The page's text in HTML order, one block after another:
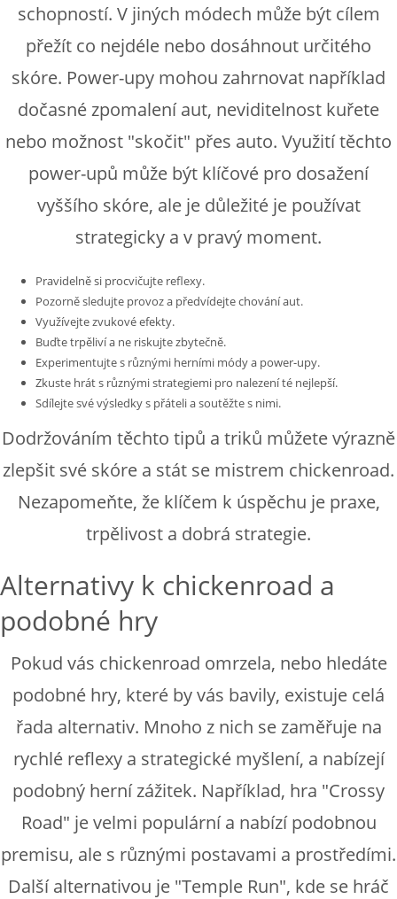
schopností. V jiných módech může být cílem
přežít co nejdéle nebo dosáhnout určitého
skóre. Power-upy mohou zahrnovat například
dočasné zpomalení aut, neviditelnost kuřete
nebo možnost "skočit" přes auto. Využití těchto
power-upů může být klíčové pro dosažení
vyššího skóre, ale je důležité je používat
strategicky a v pravý moment.
Pravidelně si procvičujte reflexy.
Pozorně sledujte provoz a předvídejte chování aut.
Využívejte zvukové efekty.
Buďte trpěliví a ne riskujte zbytečně.
Experimentujte s různými herními módy a power-upy.
Zkuste hrát s různými strategiemi pro nalezení té nejlepší.
Sdílejte své výsledky s přáteli a soutěžte s nimi.
Dodržováním těchto tipů a triků můžete výrazně
zlepšit své skóre a stát se mistrem chickenroad.
Nezapomeňte, že klíčem k úspěchu je praxe,
trpělivost a dobrá strategie.
Alternativy k chickenroad a
podobné hry
Pokud vás chickenroad omrzela, nebo hledáte
podobné hry, které by vás bavily, existuje celá
řada alternativ. Mnoho z nich se zaměřuje na
rychlé reflexy a strategické myšlení, a nabízejí
podobný herní zážitek. Například, hra "Crossy
Road" je velmi populární a nabízí podobnou
premisu, ale s různými postavami a prostředími.
Další alternativou je "Temple Run", kde se hráč